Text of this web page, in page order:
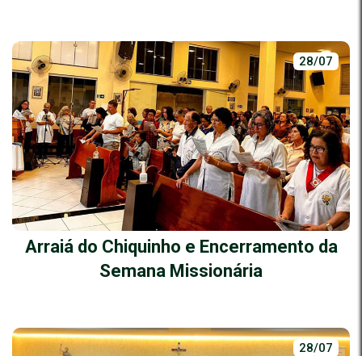
28/07
Arraiá do Chiquinho e Encerramento da
Semana Missionária
28/07